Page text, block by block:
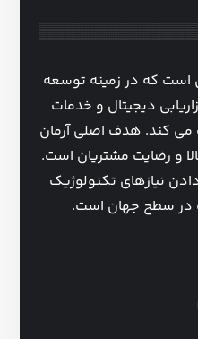
است که در زمینه توسعه
دیجیتال و خدمات
می کند. هدف اصلی آرمان
و رضایت مشتریان است.
نیازهای تکنولوژیک
در سطح جهان است.